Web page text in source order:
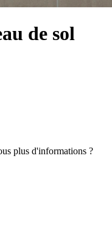
de sol
plus d'informations ?